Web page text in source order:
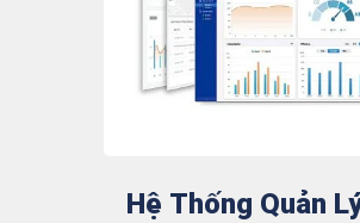
Hệ Thống Quản